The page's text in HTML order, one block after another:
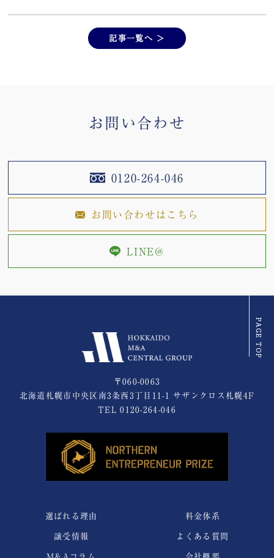
記事一覧へ ＞
お問い合わせ
0120-264-046
お問い合わせはこちら
LINE@
〒060-0063
北海道札幌市中央区南3条西3丁目11-1 サザンクロス札幌4F
TEL0120-264-046
選ばれる理由 料金体系
譲受情報 よくある質問